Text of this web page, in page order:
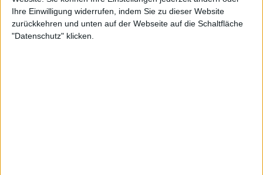
Ihre Einwilligung widerrufen, indem Sie zu dieser Website
zurückkehren und unten auf der Webseite auf die Schaltfläche
"Datenschutz" klicken.
Zur Startseite